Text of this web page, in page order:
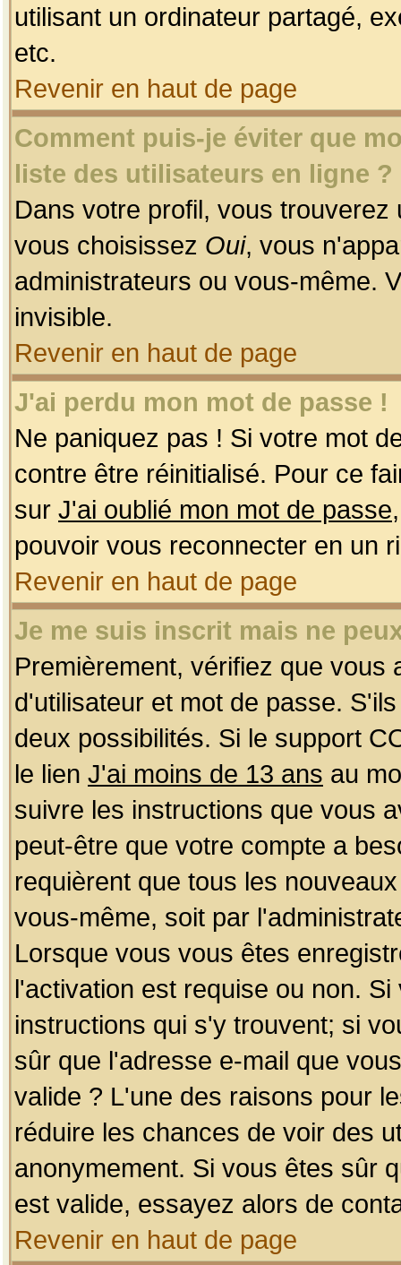
utilisant un ordinateur partagé,
etc.
Revenir en haut de page
Comment puis-je éviter que
liste des utilisateurs en ligne ?
Dans votre profil, vous
vous choisissez Oui, vous
administrateurs ou vous-même.
invisible.
Revenir en haut de page
J'ai perdu mon mot de passe !
Ne paniquez pas ! Si votre mot
contre être réinitialisé. Pour ce
sur J'ai oublié mon mot de passe
pouvoir vous reconnecter en un
Revenir en haut de page
Je me suis inscrit mais ne
Premièrement, vérifiez que
d'utilisateur et mot de passe.
deux possibilités. Si le support
le lien J'ai moins de 13 ans au
suivre les instructions que vous
peut-être que votre compte a
requièrent que tous les
vous-même, soit par
Lorsque vous vous êtes
l'activation est requise ou non.
instructions qui s'y trouvent; si
sûr que l'adresse e-mail que
valide ? L'une des raisons pour
réduire les chances de voir des
anonymement. Si vous êtes sûr
est valide, essayez alors de
Revenir en haut de page